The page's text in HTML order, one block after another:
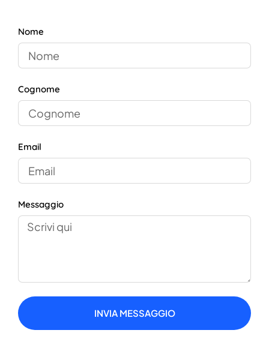
Nome
Cognome
Email
Messaggio
INVIA MESSAGGIO